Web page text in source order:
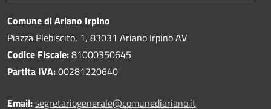
Comune di Ariano Irpino
Piazza Plebiscito, 1, 83031 Ariano Irpino AV
Codice Fiscale:81000350645
Partita IVA:00281220640
Email:segretariogenerale@comunediariano.it